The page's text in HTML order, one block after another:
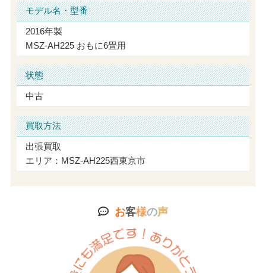
モデル名・型番
2016年製
MSZ-AH225 おもに6畳用
状態
中古
買取方法
出張買取
エリア：MSZ-AH225西東京市
お客様の声